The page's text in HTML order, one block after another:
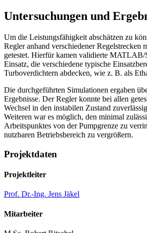
Untersuchungen und
Um die Leistungsfähigkeit abschätzen zu
Regler anhand verschiedener Regelstrecken
getestet. Hierfür kamen validierte
Einsatz, die verschiedene typische
Turboverdichtern abdecken, wie z. B. als
Die durchgeführten Simulationen ergaben
Ergebnisse. Der Regler konnte bei allen
Wechsel in den instabilen Zustand
Weiteren war es möglich, den minimal
Arbeitspunktes von der Pumpgrenze zu
nutzbaren Betriebsbereich zu vergrößern.
Projektdaten
Projektleiter
Prof. Dr.-Ing. Jens Jäkel
Mitarbeiter